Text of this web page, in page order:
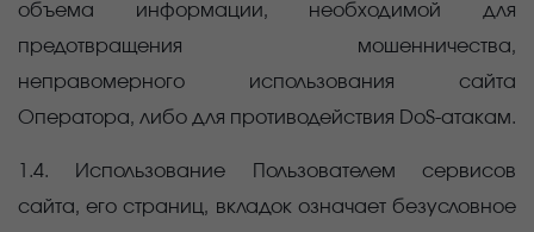
объема информации, необходимой для
предотвращения мошенничества,
неправомерного использования сайта
Оператора, либо для противодействия
DoS-атакам.
1.4. Использование Пользователем сервисов
сайта, его страниц, вкладок означает безусловное